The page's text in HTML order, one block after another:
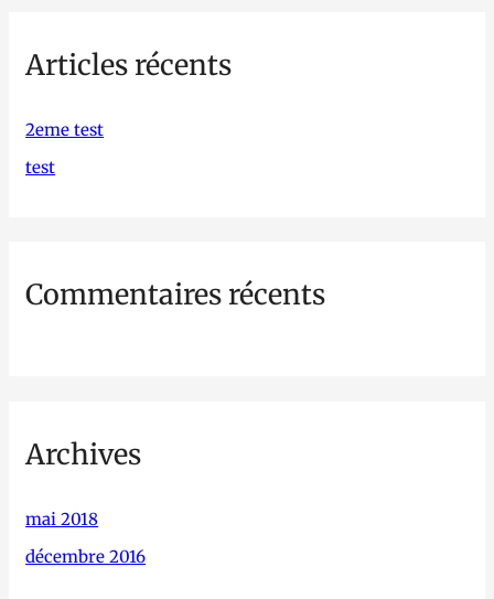
e
c
h
:
Articles récents
2eme test
test
Commentaires récents
Archives
mai 2018
décembre 2016